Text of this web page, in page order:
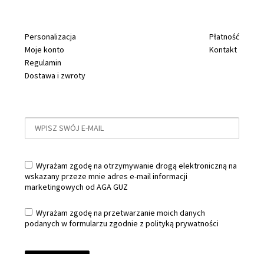
Personalizacja
Moje konto
Regulamin
Dostawa i zwroty
Płatność
Kontakt
Wyrażam zgodę na otrzymywanie drogą elektroniczną na
wskazany przeze mnie adres e-mail informacji
marketingowych od AGA GUZ
Wyrażam zgodę na przetwarzanie moich danych
podanych w formularzu zgodnie zpolityką prywatności